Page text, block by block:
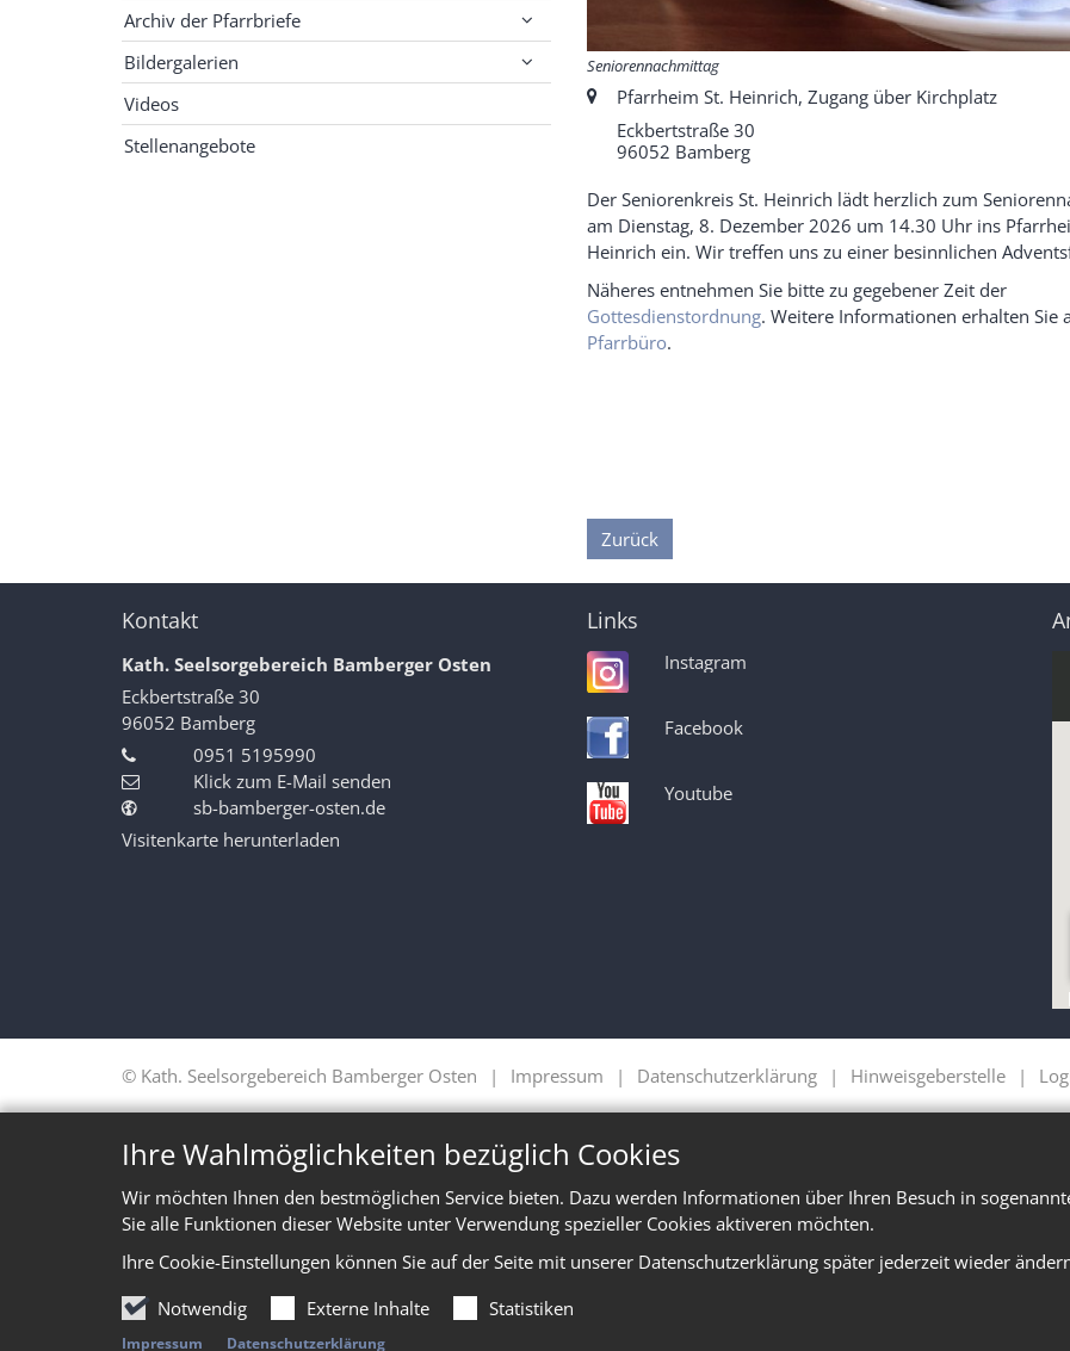
Ihre Wahlmöglichkeiten bezüglich Cookies
Wir möchten Ihnen den bestmöglichen Service bieten. Dazu werden Informationen über Ihren Besuch in
Sie alle Funktionen dieser Website unter Verwendung spezieller Cookies aktiveren möchten.
Ihre Cookie-Einstellungen können Sie auf der Seite mit unserer Datenschutzerklärung später jederzeit wieder
Notwendig
Externe Inhalte Statistiken
Impressum Datenschutzerklärung
Seniorennachmittag
Ort: Pfarrheim St. Heinrich, Zugang über Kirchplatz
Eckbertstraße 30
96052 Bamberg
Der Seniorenkreis St. Heinrich lädt herzlich zum
am Dienstag, 8. Dezember 2026 um 14.30 Uhr ins
Heinrich ein. Wir treffen uns zu einer besinnlichen
Näheres entnehmen Sie bitte zu gegebener Zeit der
Gottesdienstordnung. Weitere Informationen erhalten Sie
Pfarrbüro.
Zurück
Archiv der Pfarrbriefe
Bildergalerien
Videos
Stellenangebote
Kontakt
Kath. Seelsorgebereich Bamberger Osten
Eckbertstraße 30
96052 Bamberg
0951 5195990
Klick zum E-Mail senden
sb-bamberger-osten.de
Visitenkarte herunterladen
Links
Instagram
Facebook
Youtube
© Kath. Seelsorgebereich Bamberger Osten Impressum Datenschutzerklärung Hinweisgeberstelle